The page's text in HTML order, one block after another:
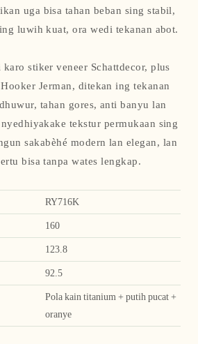
uga bisa tahan beban sing stabil,
luwih kuat, ora wedi tekanan abot.
stiker veneer Schattdecor, plus
Jerman, ditekan ing tekanan
tahan gores, anti banyu lan
tekstur permukaan sing
sakabèhé modern lan elegan, lan
bisa tanpa wates lengkap.
RY716K
160
123.8
92.5
Pola kain titanium + putih pucat +
oranye